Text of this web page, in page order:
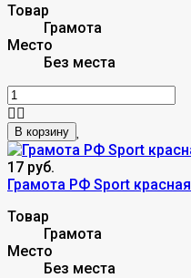
Товар
Грамота
Место
Без места
В корзину
17 руб.
Грамота РФ Sport красная
Товар
Грамота
Место
Без места